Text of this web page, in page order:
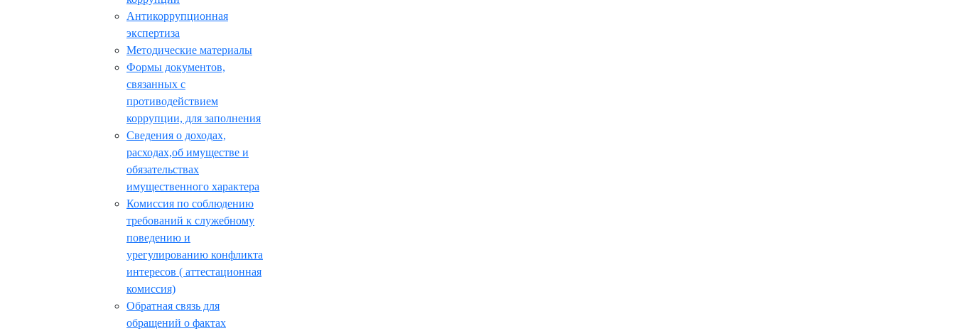
Антикоррупционная
экспертиза
Методические материалы
Формы документов,
связанных с
противодействием
коррупции, для заполнения
Сведения о доходах,
расходах,об имуществе и
обязательствах
имущественного характера
Комиссия по соблюдению
требований к служебному
поведению и
урегулированию конфликта
интересов ( аттестационная
комиссия)
Обратная связь для
обращений о фактах